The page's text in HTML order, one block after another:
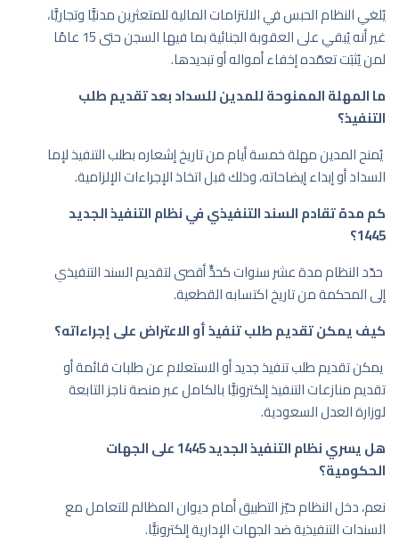
يُلغي النظام الحبس في الالتزامات المالية للمتعثرين مدنيًّا وتجاريًّا،
غير أنه يُبقي على العقوبة الجنائية بما فيها السجن حتى 15 عامًا
لمن يُثبَت تعمّده إخفاء أمواله أو تبديدها.
ما المهلة الممنوحة للمدين للسداد بعد تقديم طلب
التنفيذ؟
يُمنح المدين مهلة خمسة أيام من تاريخ إشعاره بطلب التنفيذ لإما
السداد أو إبداء إيضاحاته، وذلك قبل اتخاذ الإجراءات الإلزامية.
كم مدة تقادم السند التنفيذي في نظام التنفيذ الجديد
1445؟
حدّد النظام مدة عشر سنوات كحدٍّ أقصى لتقديم السند التنفيذي
إلى المحكمة من تاريخ اكتسابه القطعية.
كيف يمكن تقديم طلب تنفيذ أو الاعتراض على إجراءاته؟
يمكن تقديم طلب تنفيذ جديد أو الاستعلام عن طلبات قائمة أو
تقديم منازعات التنفيذ إلكترونيًّا بالكامل عبر منصة ناجز التابعة
لوزارة العدل السعودية.
هل يسري نظام التنفيذ الجديد 1445 على الجهات
الحكومية؟
نعم، دخل النظام حيّز التطبيق أمام ديوان المظالم للتعامل مع
السندات التنفيذية ضد الجهات الإدارية إلكترونيًّا.